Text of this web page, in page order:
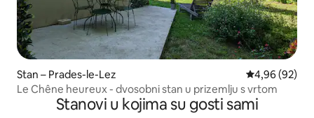
Stan – Prades-le-Lez Prosječna
4,96 (92)
Le Chêne heureux - dvosobni stan u prizemlju s vrtom
Stanovi u kojima su gosti sami